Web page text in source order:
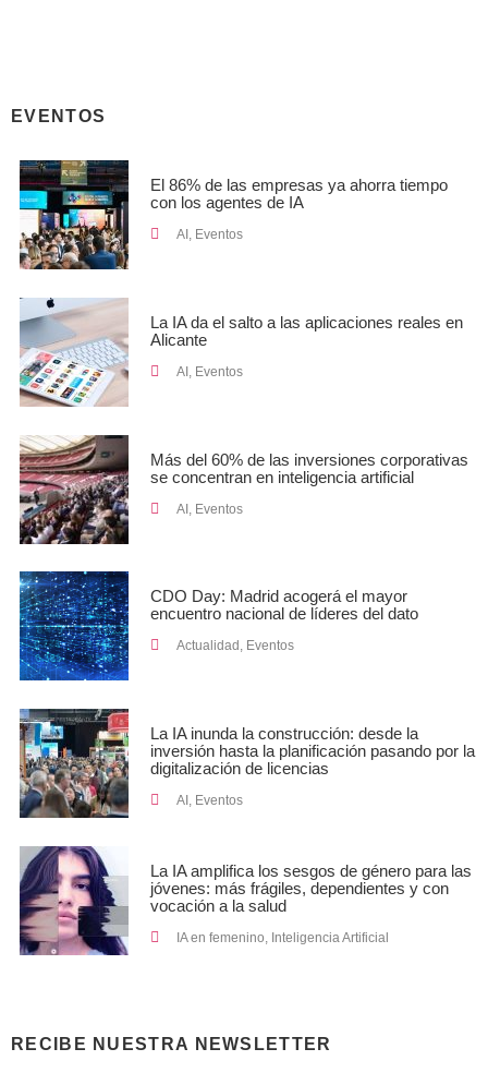
EVENTOS
El 86% de las empresas ya ahorra tiempo
con los agentes de IA
AI , Eventos
La IA da el salto a las aplicaciones reales en
Alicante
AI , Eventos
Más del 60% de las inversiones corporativas
se concentran en inteligencia artificial
AI Eventos
CDO Day: Madrid acogerá el mayor
encuentro nacional de líderes del dato
Actualidad , Eventos
La IA inunda la construcción: desde la
inversión hasta la planificación pasando por la
digitalización de licencias
AI , Eventos
La IA amplifica los sesgos de género para las
jóvenes: más frágiles, dependientes y con
vocación a la salud
IA en femenino Inteligencia Artificial
RECIBE NUESTRA NEWSLETTER